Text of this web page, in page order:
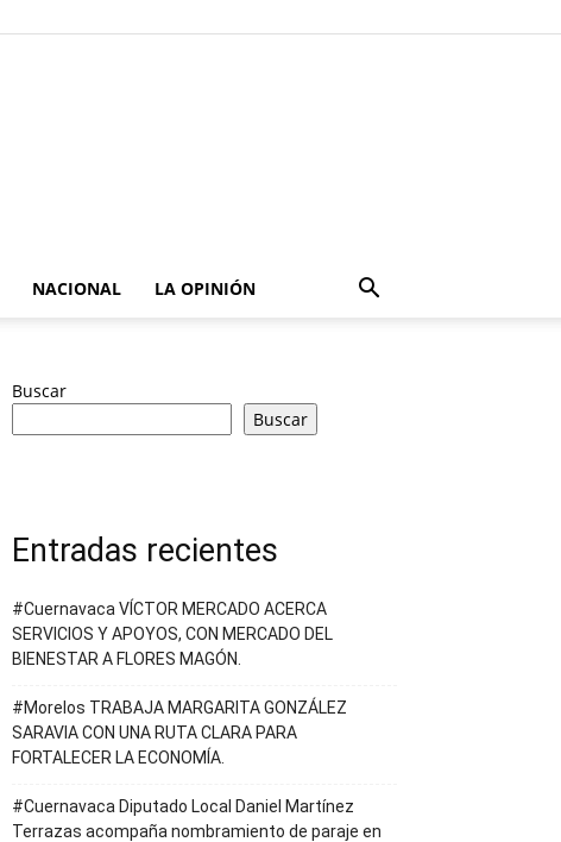
NACIONAL LA OPINIÓN
Buscar
Buscar
Entradas recientes
#Cuernavaca VÍCTOR MERCADO ACERCA
SERVICIOS Y APOYOS, CON MERCADO DEL
BIENESTAR A FLORES MAGÓN.
#Morelos TRABAJA MARGARITA GONZÁLEZ
SARAVIA CON UNA RUTA CLARA PARA
FORTALECER LA ECONOMÍA.
#Cuernavaca Diputado Local Daniel Martínez
Terrazas acompaña nombramiento de paraje en